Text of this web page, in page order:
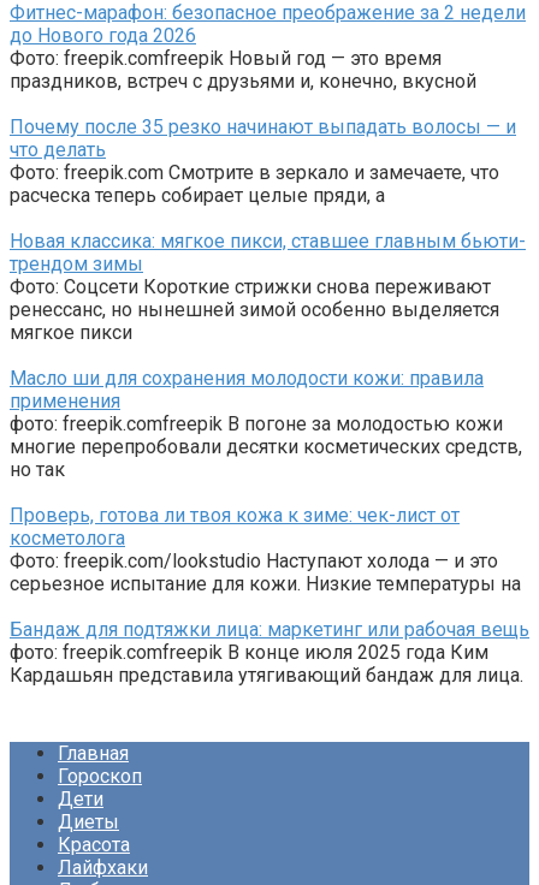
Фитнес-марафон: безопасное преображение за 2 недели
до Нового года 2026
Фото: freepik.comfreepik Новый год — это время
праздников, встреч с друзьями и, конечно, вкусной
Почему после 35 резко начинают выпадать волосы — и
что делать
Фото: freepik.com Смотрите в зеркало и замечаете, что
расческа теперь собирает целые пряди, а
Новая классика: мягкое пикси, ставшее главным бьюти-
трендом зимы
Фото: Соцсети Короткие стрижки снова переживают
ренессанс, но нынешней зимой особенно выделяется
мягкое пикси
Масло ши для сохранения молодости кожи: правила
применения
фото: freepik.comfreepik В погоне за молодостью кожи
многие перепробовали десятки косметических средств,
но так
Проверь, готова ли твоя кожа к зиме: чек-лист от
косметолога
Фото: freepik.com/lookstudio Наступают холода — и это
серьезное испытание для кожи. Низкие температуры на
Бандаж для подтяжки лица: маркетинг или рабочая вещь
фото: freepik.comfreepik В конце июля 2025 года Ким
Кардашьян представила утягивающий бандаж для лица.
Главная
Гороскоп
Дети
Диеты
Красота
Лайфхаки